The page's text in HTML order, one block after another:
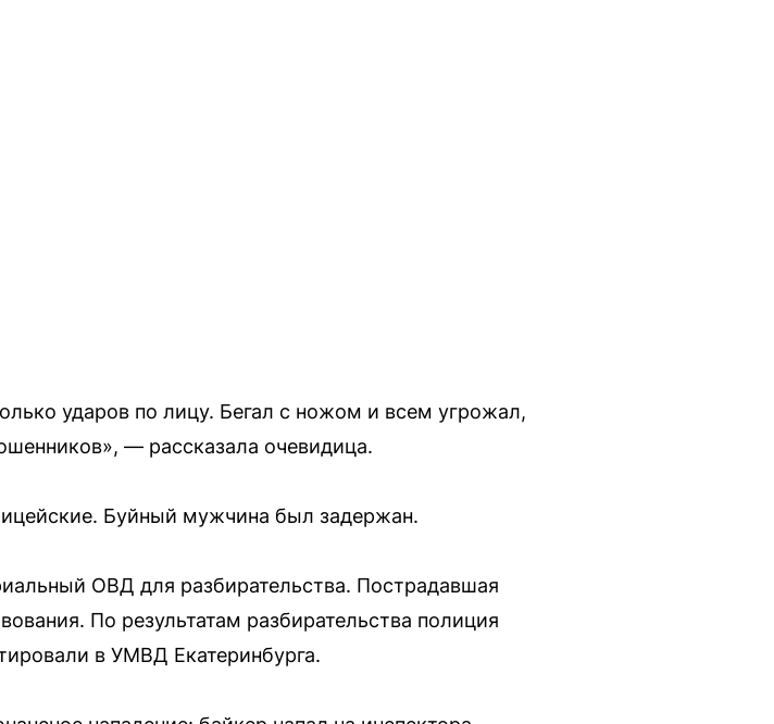
ударов по лицу. Бегал с ножом и всем угрожал,
— рассказала очевидица.
Буйный мужчина был задержан.
ОВД для разбирательства. Пострадавшая
По результатам разбирательства полиция
в УМВД Екатеринбурга.